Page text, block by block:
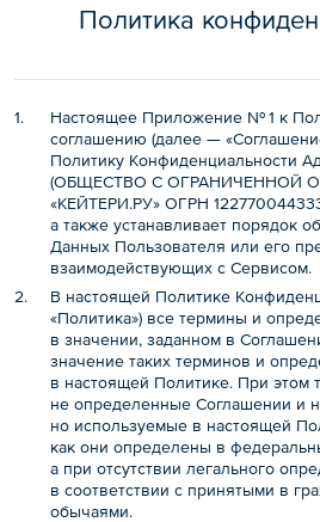
Политика
Настоящее Приложение № 1 к
соглашению (далее —
Политику Конфиденциальности
(ОБЩЕСТВО С ОГРАНИЧЕННОЙ
«КЕЙТЕРИ.РУ» ОГРН
а также устанавливает порядок
Данных Пользователя или его
взаимодействующих с Сервисом.
В настоящей Политике
«Политика») все термины и
в значении, заданном в
значение таких терминов и
в настоящей Политике. При этом
не определенные Соглашении и
но используемые в настоящей
как они определены в
а при отсутствии легального
в соответствии с принятыми в
обычаями.